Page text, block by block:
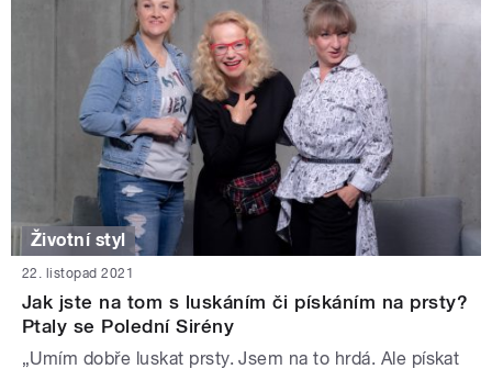
Životní styl
22. listopad 2021
Jak jste na tom s luskáním či pískáním na prsty?
Ptaly se Polední Sirény
„Umím dobře luskat prsty. Jsem na to hrdá. Ale pískat